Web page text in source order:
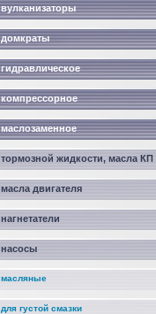
вулканизаторы
домкраты
гидравлическое
компрессорное
маслозаменное
тормозной жидкости, масла КП
масла двигателя
нагнетатели
насосы
масляные
для густой смазки